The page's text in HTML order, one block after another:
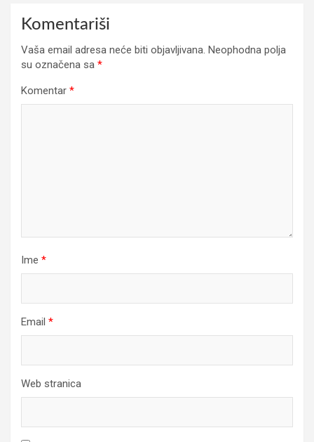
Komentariši
Vaša email adresa neće biti objavljivana. Neophodna polja
su označena sa *
Komentar *
Ime *
Email *
Web stranica